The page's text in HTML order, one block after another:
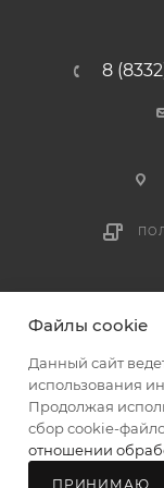
8
Файлы cookie
Данный сайт
использования
Продолжая
сбор cookie-
отношении
ПРИНИМАЮ